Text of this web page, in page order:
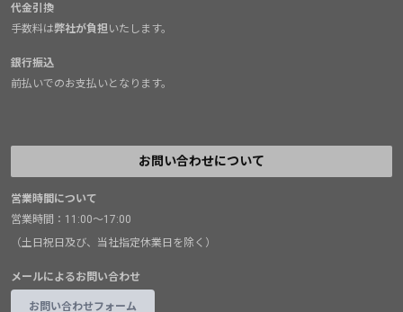
代金引換
手数料は弊社が負担 いたします。
銀行振込
前払いでのお支払いとなります。
お問い合わせについて
営業時間について
営業時間：11:00～17:00
（土日祝日及び、当社指定休業日を除く）
メールによるお問い合わせ
お問い合わせフォーム